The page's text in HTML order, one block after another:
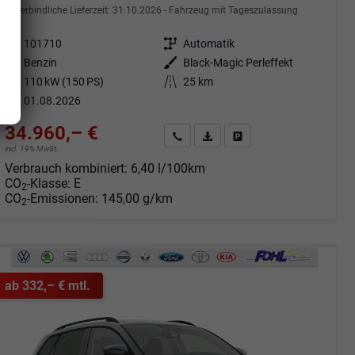
unverbindliche Lieferzeit: 31.10.2026 Fahrzeug mit Tageszulassung
101710 Getriebe Automatik
Benzin Außenfarbe
Black-Magic Perleffekt
110 kW (150 PS) Kilometerstand 25 km
01.08.2026
34.960,– €
incl. 19% MwSt.
Angebot anfordern
Fahrzeugexpose (PDF)
Fahrzeug parken
Verbrauch kombiniert: 6,40 l/100km
CO2-Klasse: E
CO2-Emissionen: 145,00 g/km
ab 332,– € mtl.